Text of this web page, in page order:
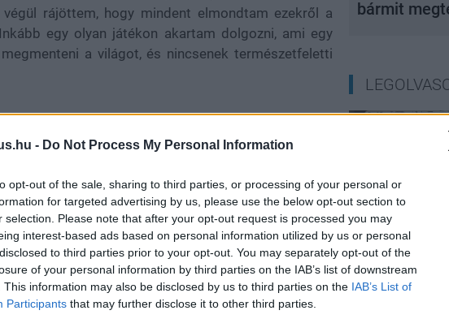
- Do Not Process My Personal Information
opt-out of the sale, sharing to third parties, or processing of your personal or
for targeted advertising by us, please use the below opt-out section to
selection. Please note that after your opt-out request is processed you may
interest-based ads based on personal information utilized by us or personal
to third parties prior to your opt-out. You may separately opt-out of the
of your personal information by third parties on the IAB’s list of downstream
This information may also be disclosed by us to third parties on the IAB’s List of
Participants that may further disclose it to other third parties.
rájöttem, hogy mindent elmondtam ezekről a
egy olyan játékon akartam dolgozni, ami egy
a világot, és nincsenek természetfeletti
bármit